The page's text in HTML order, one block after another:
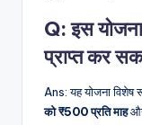
Q:इस
प्राप्त कर
Ans: यह योजना
को ₹500 प्रति माह